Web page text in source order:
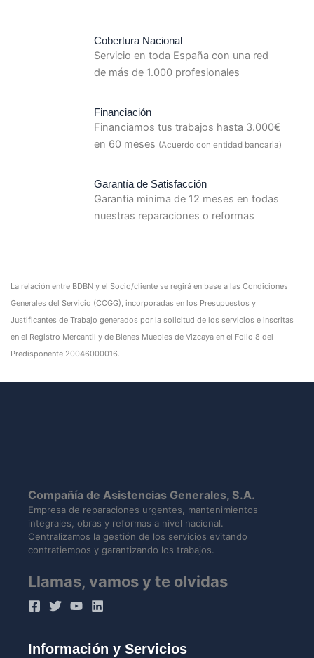
Cobertura Nacional
Servicio en toda España con una red
de más de 1.000 profesionales
Financiación
Financiamos tus trabajos hasta 3.000€
en 60 meses (Acuerdo con entidad bancaria)
Garantía de Satisfacción
Garantia minima de 12 meses en todas
nuestras reparaciones o reformas
La relación entre BDBN y el Socio/cliente se regirá en base a las Condiciones
Generales del Servicio (CCGG), incorporadas en los Presupuestos y
Justificantes de Trabajo generados por la solicitud de los servicios e inscritas
en el Registro Mercantil y de Bienes Muebles de Vizcaya en el Folio 8 del
Predisponente 20046000016.
Compañía de Asistencias Generales, S.A.
Empresa de reparaciones urgentes, mantenimientos
integrales, obras y reformas a nivel nacional.
Centralizamos la gestión de los servicios evitando
contratiempos y garantizando los trabajos.
Llamas, vamos y te olvidas
Información y Servicios